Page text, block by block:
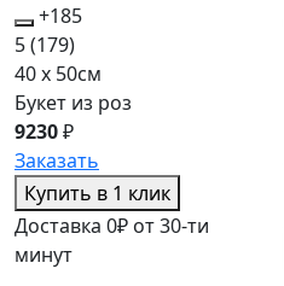
+185
5(179)
40 x 50см
Букет из роз
9230₽
Заказать
Купить в 1 клик
Доставка 0₽ от 30-ти
минут